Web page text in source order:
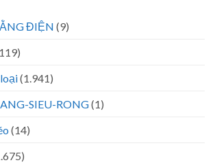
ĐIỆN (9)
(1.941)
SIEU-RONG(1)
(14)